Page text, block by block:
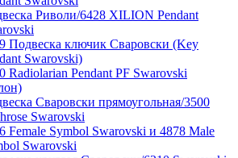
Риволи/6428 XILION Pendant
Подвеска ключик Сваровски (Key
Swarovski)
Radiolarian Pendant PF Swarovski
Сваровски прямоугольная/3500
Swarovski
Female Symbol Swarovski и 4878 Male
Swarovski